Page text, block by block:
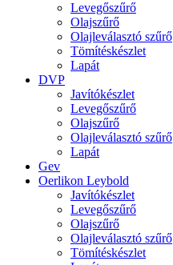
Levegőszűrő
Olajszűrő
Olajleválasztó szűrő
Tömítéskészlet
Lapát
DVP
Javítókészlet
Levegőszűrő
Olajszűrő
Olajleválasztó szűrő
Lapát
Gev
Oerlikon Leybold
Javítókészlet
Levegőszűrő
Olajszűrő
Olajleválasztó szűrő
Tömítéskészlet